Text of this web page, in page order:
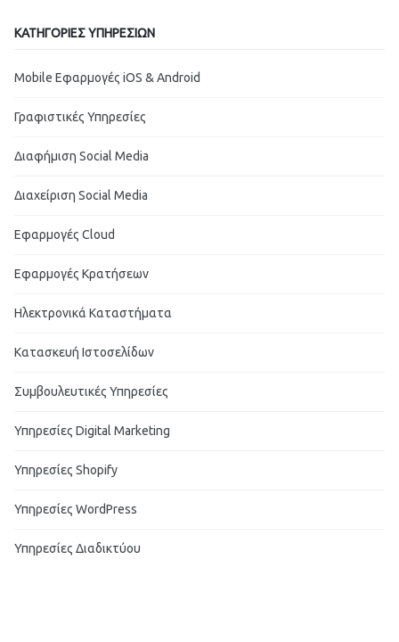
ΚΑΤΗΓΟΡΊΕΣ ΥΠΗΡΕΣΙΏΝ
Mobile Εφαρμογές iOS & Android
Γραφιστικές Υπηρεσίες
Διαφήμιση Social Media
Διαχείριση Social Media
Εφαρμογές Cloud
Εφαρμογές Κρατήσεων
Ηλεκτρονικά Καταστήματα
Κατασκευή Ιστοσελίδων
Συμβουλευτικές Υπηρεσίες
Υπηρεσίες Digital Marketing
Υπηρεσίες Shopify
Υπηρεσίες WordPress
Υπηρεσίες Διαδικτύου